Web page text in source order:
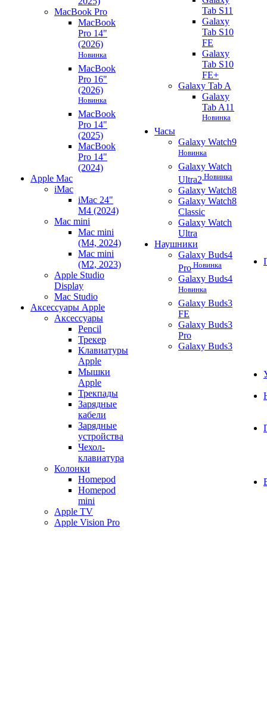
MacBook Pro
MacBook
Pro 14"
(2026)
Новинка
MacBook
Pro 16"
(2026)
Новинка
MacBook
Pro 14"
(2025)
MacBook
Pro 14"
(2024)
Apple Mac
iMac
iMac 24"
M4 (2024)
Mac mini
Mac mini
(M4, 2024)
Mac mini
(M2, 2023)
Apple Studio
Display
Mac Studio
Аксессуары Apple
Аксессуары
Pencil
Трекер
Клавиатуры
Apple
Мышки
Apple
Трекпады
Зарядные
кабели
Зарядные
устройства
Чехол-
клавиатура
Колонки
Homepod
Homepod
mini
Apple TV
Apple Vision Pro
Tab S11
Galaxy
Tab S10
FE
Galaxy
Tab S10
FE+
Galaxy Tab A
Galaxy
Tab A11
Новинка
Часы
Galaxy Watch9
Новинка
Galaxy Watch
Ultra2 Новинка
Galaxy Watch8
Galaxy Watch8
Classic
Galaxy Watch
Ultra
Наушники
Galaxy Buds4
Pro Новинка
Galaxy Buds4
Новинка
Galaxy Buds3
FE
Galaxy Buds3
Pro
Galaxy Buds3